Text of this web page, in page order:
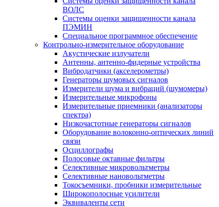
ВОЛС
Системы оценки защищенности канала
ПЭМИН
Специальное программное обеспечение
Контрольно-измерительное оборудование
Акустические излучатели
Антенны, антенно-фидерные устройства
Вибродатчики (акселерометры)
Генераторы шумовых сигналов
Измерители шума и вибраций (шумомеры)
Измерительные микрофоны
Измерительные приемники (анализаторы
спектра)
Низкочастотные генераторы сигналов
Оборудование волоконно-оптических линий
связи
Осциллографы
Полосовые октавные фильтры
Селективные микровольтметры
Селективные нановольтметры
Токосъемники, пробники измерительные
Широкополосные усилители
Эквиваленты сети